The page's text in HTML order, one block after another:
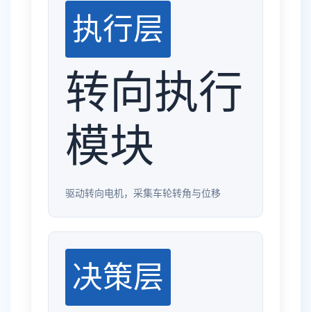
执行层
转向执行
模块
驱动转向电机，采集车轮转角与位移
决策层